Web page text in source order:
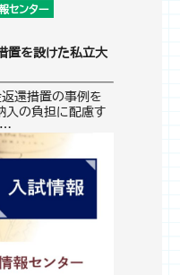
センター
置を設けた私立大
還措置の事例を
入の負担に配慮す
…